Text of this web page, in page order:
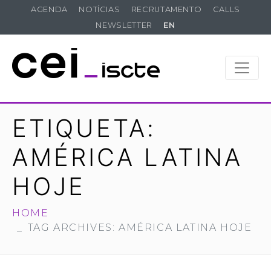
AGENDA NOTÍCIAS RECRUTAMENTO
CALLS
NEWSLETTER
EN
ETIQUETA:
AMÉRICA LATINA
HOJE
HOME
TAG ARCHIVES: AMÉRICA LATINA HOJE